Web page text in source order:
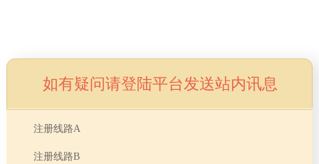
如有疑问请登陆平台发送站内讯息
注册线路A
注册线路B